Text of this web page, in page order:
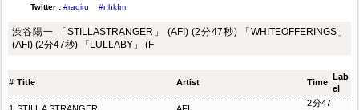
Twitter : #radiru #nhkfm
渋谷陽一 「STILLASTRANGER」 (AFI) (2分47秒) 「WHITEOFFERINGS」
(AFI) (2分47秒) 「LULLABY」 (F
# Title Artist Time
Lab
el
2分47